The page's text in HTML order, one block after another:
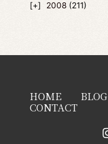
2008 (211)
HOME BLOG
CONTACT